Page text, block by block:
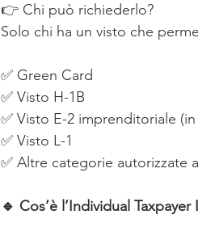
👉 Chi può richiederlo?
Solo chi ha un visto che
✅ Green Card
✅ Visto H-1B
✅ Visto E-2 imprenditoriale (in
✅ Visto L-1
✅ Altre categorie autorizzate
🔹 Cos’è l’Individual